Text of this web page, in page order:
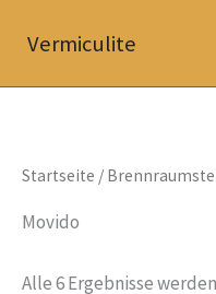
InhaltVermiculite
Startseite /
Movido
Alle 6 Ergebnisse